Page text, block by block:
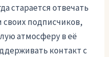
старается отвечать
подписчиков,
атмосферу в её
контакт с